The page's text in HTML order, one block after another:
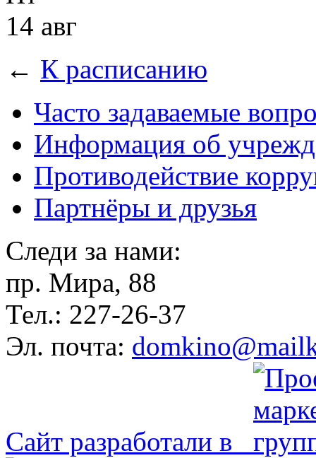
14 авг
← К расписанию
Часто задаваемые
Информация об
Противодействие
Партнёры и друзья
Следи за нами:
пр. Мира, 88
Тел.: 227-26-37
Эл. почта:
Сайт разработали в